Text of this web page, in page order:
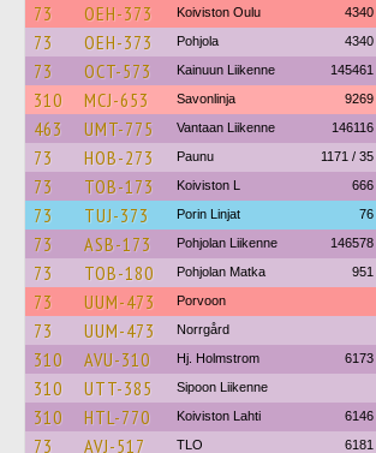
73 OEH-373 Koiviston Oulu 4340
73 OEH-373 Pohjola 4340
73 OCT-573 Kainuun Liikenne 145461
310 MCJ-653 Savonlinja 9269
463 UMT-775 Vantaan Liikenne 146116
73 HOB-273 Paunu 1171 / 35
73 TOB-173 Koiviston L 666
73 TUJ-373 Porin Linjat 76
73 ASB-173 Pohjolan Liikenne 146578
73 TOB-180 Pohjolan Matka 951
73 UUM-473 Porvoon
73 UUM-473 Norrgård
310 AVU-310 Hj. Holmstrom 6173
310 UTT-385 Sipoon Liikenne
310 HTL-770 Koiviston Lahti 6146
73 AVJ-517 TLO 6181